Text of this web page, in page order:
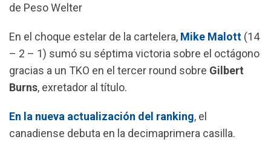
b
o
s
p
p
a
m
de Peso Welter
En el choque estelar de la cartelera, Mike Malott (14
– 2 – 1) sumó su séptima victoria sobre el octágono
gracias a un TKO en el tercer round sobre Gilbert
Burns, exretador al título.
En la nueva actualización del ranking, el
canadiense debuta en la decimaprimera casilla.